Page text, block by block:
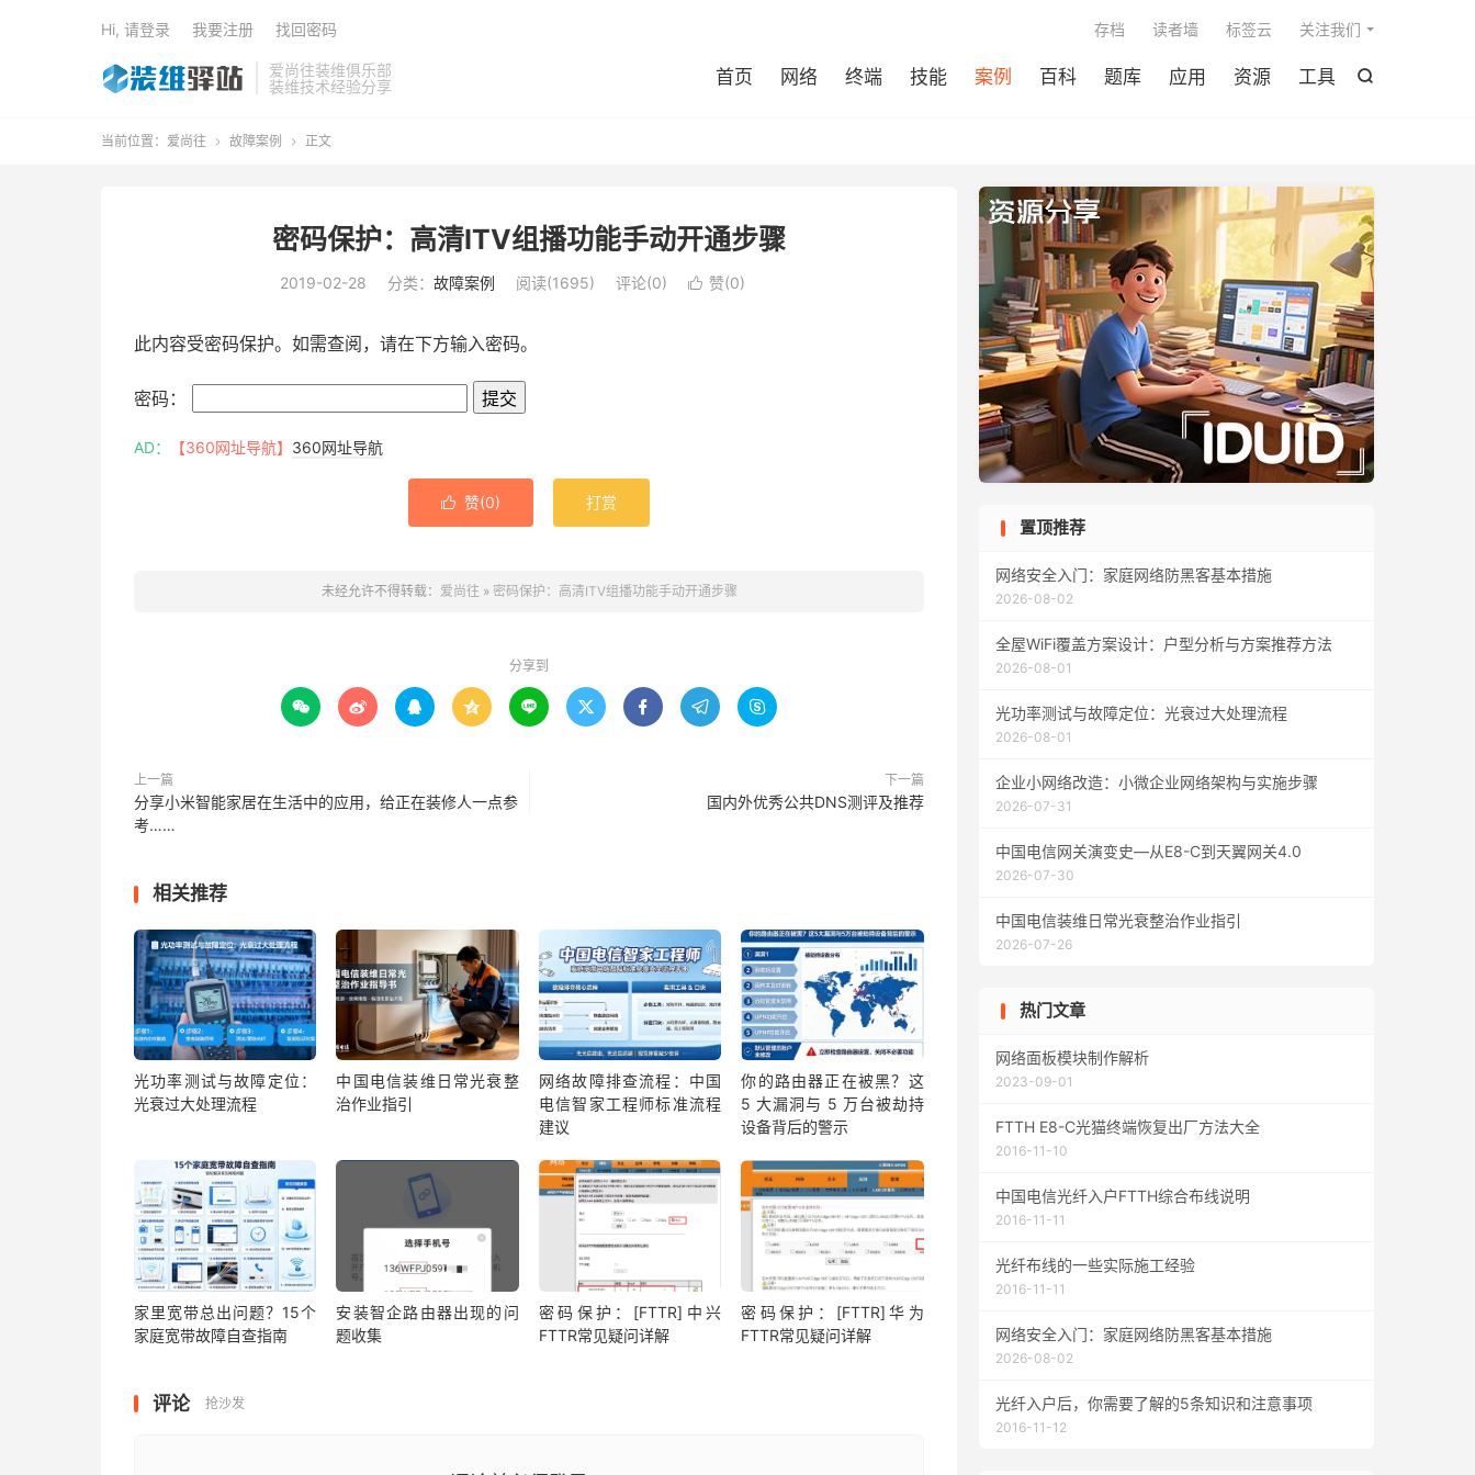
爱尚往装维俱乐部
装维技术经验分享

首页 网络 终端 技能 案例 百科 题库 应用 资源 工具
存档 读者墙 标签云 关注我们
Hi, 请登录 我要注册 找回密码
当前位置： 爱尚往  故障案例  正文
密码保护：高清ITV组播功能手动开通步骤
2019-02-28 分类： 故障案例 阅读(1695) 评论(0)  赞(0)
此内容受密码保护。如需查阅，请在下方输入密码。
密码：
AD： 【360网址导航】 360网址导航
 赞(0) 打赏
未经允许不得转载： 爱尚往 » 密码保护：高清ITV组播功能手动开通步骤
分享到
        
上一篇
分享小米智能家居在生活中的应用，给正在装修人一点参
考……
下一篇
国内外优秀公共DNS测评及推荐
相关推荐
光功率测试与故障定位：
光衰过大处理流程
中国电信装维日常光衰整
治作业指引
网络故障排查流程：中国
电信智家工程师标准流程
建议
你的路由器正在被黑？这
5 大漏洞与 5 万台被劫持
设备背后的警示
家里宽带总出问题？15个
家庭宽带故障自查指南
安装智企路由器出现的问
题收集
密码保护：[FTTR]中兴
FTTR常见疑问详解
密码保护：[FTTR]华为
FTTR常见疑问详解
评论 抢沙发
置顶推荐
网络安全入门：家庭网络防黑客基本措施
2026-08-02
全屋WiFi覆盖方案设计：户型分析与方案推荐方法
2026-08-01
光功率测试与故障定位：光衰过大处理流程
2026-08-01
企业小网络改造：小微企业网络架构与实施步骤
2026-07-31
中国电信网关演变史—从E8-C到天翼网关4.0
2026-07-30
中国电信装维日常光衰整治作业指引
2026-07-26
热门文章
网络面板模块制作解析
2023-09-01
FTTH E8-C光猫终端恢复出厂方法大全
2016-11-10
中国电信光纤入户FTTH综合布线说明
2016-11-11
光纤布线的一些实际施工经验
2016-11-11
网络安全入门：家庭网络防黑客基本措施
2026-08-02
光纤入户后，你需要了解的5条知识和注意事项
2016-11-12